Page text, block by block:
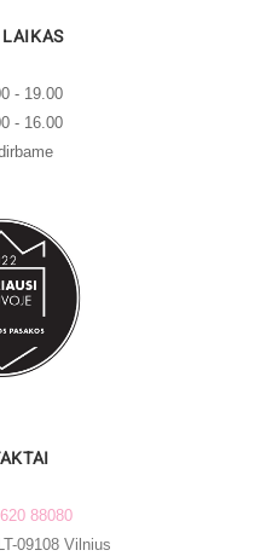
LAIKAS
- 19.00
- 16.00
88080
09108 Vilnius